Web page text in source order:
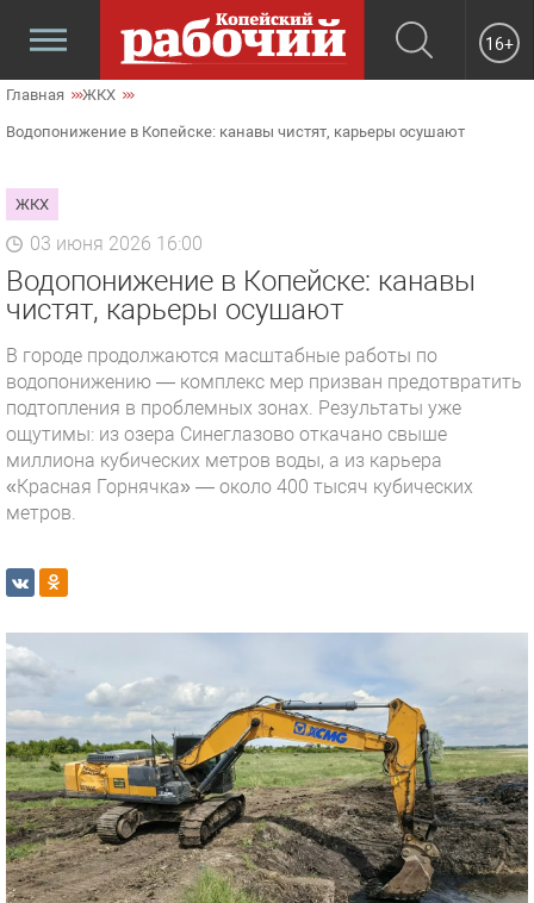
16+
Главная ЖКХ
Водопонижение в Копейске: канавы чистят, карьеры осушают
ЖКХ
03 июня 2026 16:00
Водопонижение в Копейске: канавы
чистят, карьеры осушают
В городе продолжаются масштабные работы по
водопонижению — комплекс мер призван предотвратить
подтопления в проблемных зонах. Результаты уже
ощутимы: из озера Синеглазово откачано свыше
миллиона кубических метров воды, а из карьера
«Красная Горнячка» — около 400 тысяч кубических
метров.